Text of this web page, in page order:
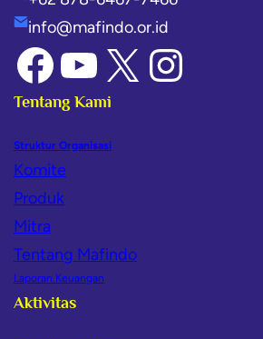
info@mafindo.or.id
Tentang Kami
Struktur Organisasi
Komite
Produk
Mitra
Tentang Mafindo
Laporan Keuangan
Aktivitas